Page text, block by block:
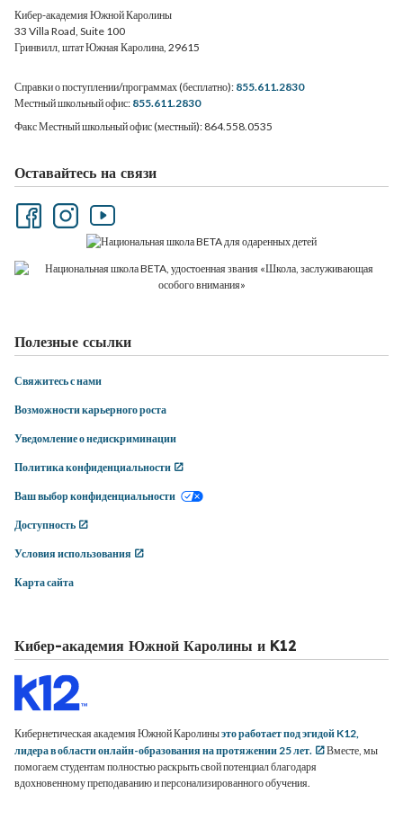
Кибер-академия Южной Каролины
33 Villa Road, Suite 100
Гринвилл, штат Южная Каролина, 29615
Справки о поступлении/программах (бесплатно): 855.611.2830
Местный школьный офис: 855.611.2830
Факс Местный школьный офис (местный): 864.558.0535
Оставайтесь на связи
Полезные ссылки
Свяжитесь с нами
Возможности карьерного роста
Уведомление о недискриминации
Политика конфиденциальности
Ваш выбор конфиденциальности
Доступность
Условия использования
Карта сайта
Кибер-академия Южной Каролины и K12
Кибернетическая академия Южной Каролиныэто работает под эгидой K12,
лидера в области онлайн-образования на протяжении 25 лет.
Вместе, мы
помогаем студентам полностью раскрыть свой потенциал благодаря
вдохновенному преподаванию и персонализированного обучения.